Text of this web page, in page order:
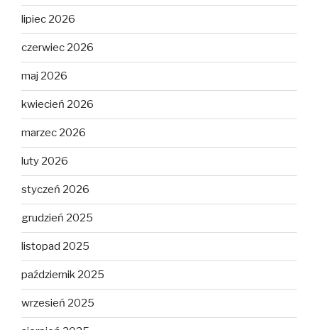
lipiec 2026
czerwiec 2026
maj 2026
kwiecień 2026
marzec 2026
luty 2026
styczeń 2026
grudzień 2025
listopad 2025
październik 2025
wrzesień 2025